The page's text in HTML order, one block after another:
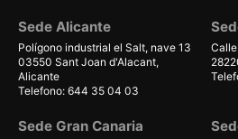
Sede Alicante
Polígono industrial el Salt, nave 13
03550 Sant Joan d'Alacant,
Alicante
Telefono: 644 35 04 03
Sede Gran Canaria